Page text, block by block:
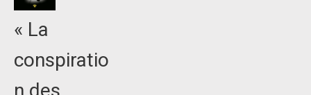
« La
conspiratio
n des